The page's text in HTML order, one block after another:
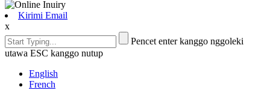
Kirimi Email
x
Pencet enter kanggo nggoleki
utawa ESC kanggo nutup
English
French